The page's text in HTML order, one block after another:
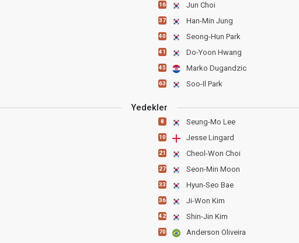
16 Jun Choi
37 Han-Min Jung
40 Seong-Hun Park
41 Do-Yoon Hwang
45 Marko Dugandzic
63 Soo-Il Park
Yedekler
8 Seung-Mo Lee
10 Jesse Lingard
21 Cheol-Won Choi
27 Seon-Min Moon
33 Hyun-Seo Bae
36 Ji-Won Kim
42 Shin-Jin Kim
70 Anderson Oliveira